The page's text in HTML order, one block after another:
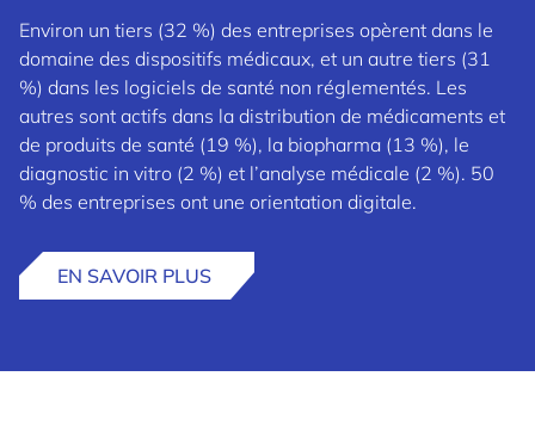
Environ un tiers (32 %) des entreprises opèrent dans le
domaine des dispositifs médicaux, et un autre tiers (31
%) dans les logiciels de santé non réglementés. Les
autres sont actifs dans la distribution de médicaments et
de produits de santé (19 %), la biopharma (13 %), le
diagnostic in vitro (2 %) et l’analyse médicale (2 %). 50
% des entreprises ont une orientation digitale.
EN SAVOIR PLUS